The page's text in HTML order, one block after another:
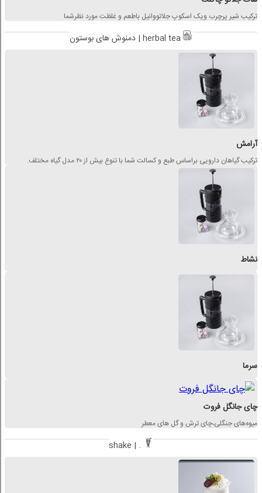
ترکیب شیر پرچرب ویک اسکوپ جلاتووانیل باطعم و غلظت مورد نظرشما
دمنوش های بوستون | herbal tea
آرامش
ترکیب گیاهان دارویی براساس طبع و کسالت شما با تنوع بیش از ۲۰ مدل گیاه مختلف.
نشاط
سرما
چای جانگل فروت
میوه‌های جنگلی،چای ترش و گل های معطر
shake | .